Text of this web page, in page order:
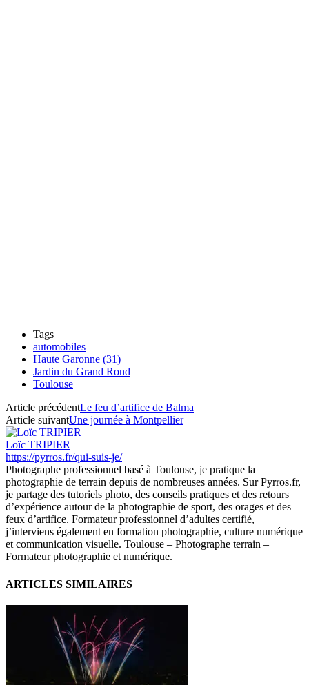
Tags
automobiles
Haute Garonne (31)
Jardin du Grand Rond
Toulouse
Article précédentLe feu d’artifice de Balma
Article suivantUne journée à Montpellier
Loïc TRIPIER
https://pyrros.fr/qui-suis-je/
Photographe professionnel basé à Toulouse, je pratique la
photographie de terrain depuis de nombreuses années. Sur Pyrros.fr,
je partage des tutoriels photo, des conseils pratiques et des retours
d’expérience autour de la photographie de sport, des orages et des
feux d’artifice. Formateur professionnel d’adultes certifié,
j’interviens également en formation photographie, culture numérique
et communication visuelle. Toulouse – Photographe terrain –
Formateur photographie et numérique.
ARTICLES SIMILAIRES